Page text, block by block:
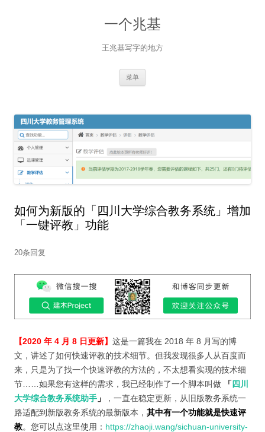
一个兆基
王兆基写字的地方
菜单
如何为新版的「四川大学综合教务系统」增加
「一键评教」功能
20条回复
【2020 年 4 月 8 日更新】 这是一篇我在 2018 年 8 月写的博
文，讲述了如何快速评教的技术细节。但我发现很多人从百度而
来，只是为了找一个快速评教的方法的，不太想看实现的技术细
节……如果您有这样的需求，我已经制作了一个脚本叫做
「 四川
大学综合教务系统助手 」
，一直在稳定更新，从旧版教务系统一
路适配到新版教务系统的最新版本， 其中有一个功能就是快速评
教。您可以点这里使用： https://zhaoji.wang/sichuan-university-